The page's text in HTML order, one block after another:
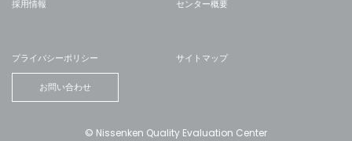
採用情報 センター概要
プライバシーポリシー サイトマップ
お問い合わせ
© Nissenken Quality Evaluation Center